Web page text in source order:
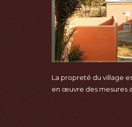
La propreté du village
en œuvre des mesures